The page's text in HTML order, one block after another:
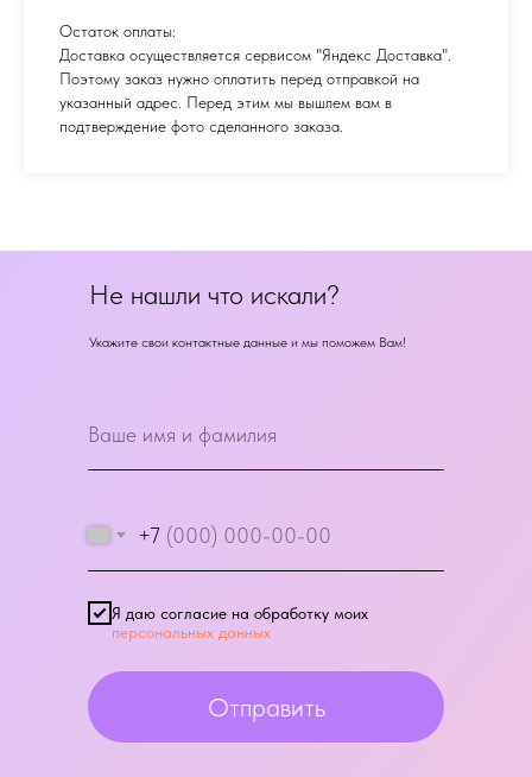
Остаток оплаты:
Доставка осуществляется сервисом "Яндекс Доставка".
Поэтому заказ нужно оплатить перед отправкой на
указанный адрес. Перед этим мы вышлем вам в
подтверждение фото сделанного заказа.
+7
Я даю согласие на обработку моих
персональных данных
Отправить
Не нашли что искали?
Укажите свои контактные данные и мы поможем Вам!